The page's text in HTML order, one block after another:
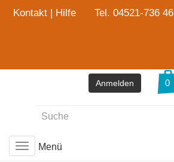
Kontakt | Hilfe Tel. 04521-736 46
Anmelden
ToggleMenü